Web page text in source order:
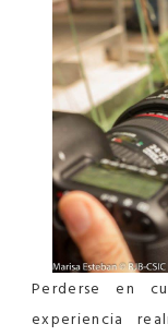
Perderse en
experiencia